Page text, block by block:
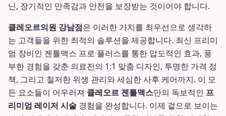
닌, 장기적인 만족감과 안전을 보장받는 것이어야 합니다.
클레오르의원 강남점은 이러한 가치를 최우선으로 생각하
는 고객들을 위한 최적의 솔루션을 제공합니다. 최신 프리미
엄 장비인 젠틀맥스 프로 플러스를 통한 압도적인 효과, 풍
부한 경험을 갖춘 의료진의 1:1 맞춤 디자인, 투명한 가격 정
책, 그리고 철저한 위생 관리와 세심한 사후 케어까지. 이 모
든 요소들이 어우러져 클레오르 젠틀맥스만의 독보적인 프
리미엄 레이저 시술 경험을 완성합니다. 이제 겉으로 보이는